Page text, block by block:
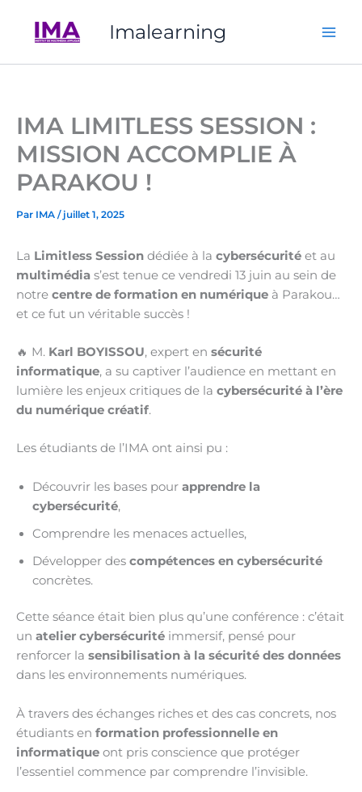
contenu
Imalearning
IMA LIMITLESS SESSION :
MISSION ACCOMPLIE À
PARAKOU !
Par IMA / juillet 1, 2025
La Limitless Session dédiée à la cybersécurité et au
multimédia s’est tenue ce vendredi 13 juin au sein de
notre centre de formation en numérique à Parakou…
et ce fut un véritable succès !
🔥 M. Karl BOYISSOU, expert en sécurité
informatique, a su captiver l’audience en mettant en
lumière les enjeux critiques de la cybersécurité à l’ère
du numérique créatif.
Les étudiants de l’IMA ont ainsi pu :
Découvrir les bases pour apprendre la
cybersécurité,
Comprendre les menaces actuelles,
Développer des compétences en cybersécurité
concrètes.
Cette séance était bien plus qu’une conférence : c’était
un atelier cybersécurité immersif, pensé pour
renforcer la sensibilisation à la sécurité des données
dans les environnements numériques.
À travers des échanges riches et des cas concrets, nos
étudiants en formation professionnelle en
informatique ont pris conscience que protéger
l’essentiel commence par comprendre l’invisible.